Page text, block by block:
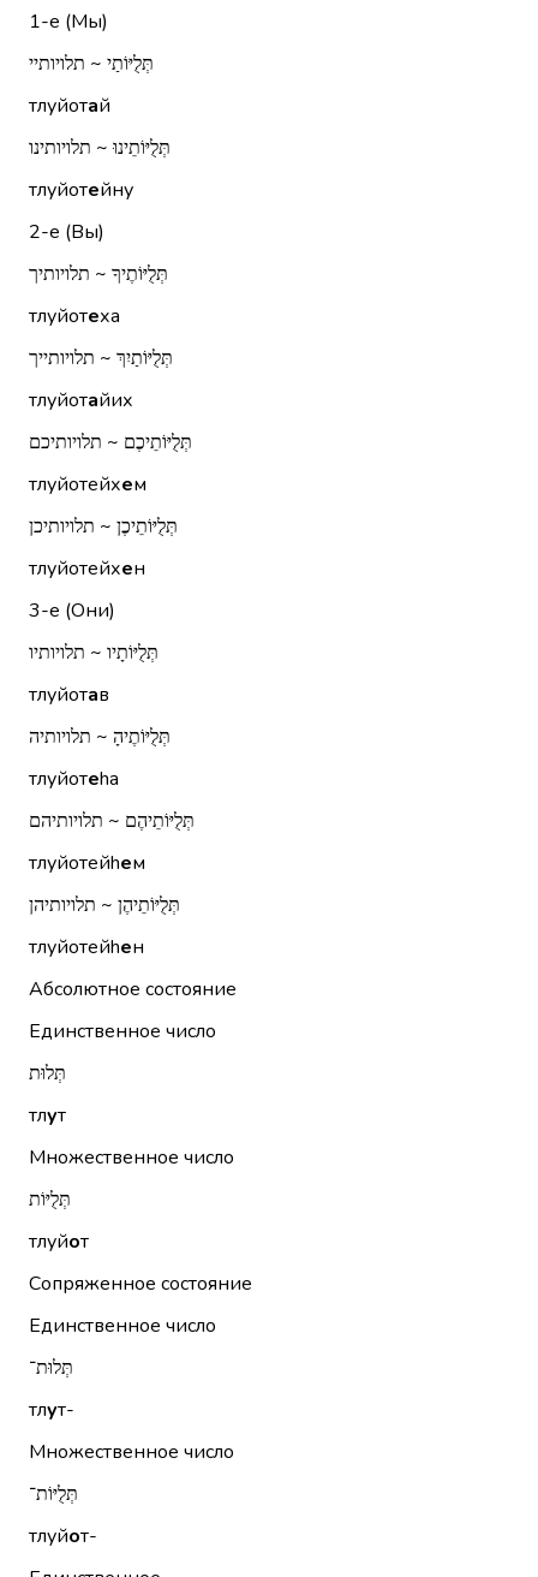
1-е (Мы)
תְּלֻיּוֹתַי ~ תלויותיי
тлуйотай
תְּלֻיּוֹתֵינוּ ~ תלויותינו
тлуйотейну
2-е (Вы)
תְּלֻיּוֹתֶיךָ ~ תלויותיך
тлуйотеха
תְּלֻיּוֹתַיִךְ ~ תלויותייך
тлуйотайих
תְּלֻיּוֹתֵיכֶם ~ תלויותיכם
тлуйотейхем
תְּלֻיּוֹתֵיכֶן ~ תלויותיכן
тлуйотейхен
3-е (Они)
תְּלֻיּוֹתָיו ~ תלויותיו
тлуйотав
תְּלֻיּוֹתֶיהָ ~ תלויותיה
тлуйотеhа
תְּלֻיּוֹתֵיהֶם ~ תלויותיהם
тлуйотейhем
תְּלֻיּוֹתֵיהֶן ~ תלויותיהן
тлуйотейhен
Абсолютное состояние
Единственное число
תְּלוּת
тлут
Множественное число
תְּלֻיּוֹת
тлуйот
Сопряженное состояние
Единственное число
תְּלוּת־
тлут-
Множественное число
תְּלֻיּוֹת־
тлуйот-